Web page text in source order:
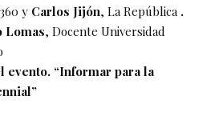
y Carlos Jijón, La República .
Lomas, Docente Universidad
evento. “Informar para la